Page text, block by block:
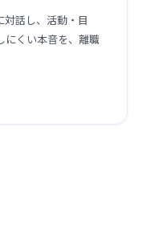
話し、活動・目
にくい本音を、離職